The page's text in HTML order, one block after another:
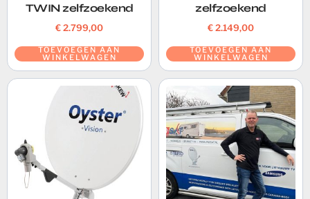
TWIN zelfzoekend
€2.799,00
TOEVOEGEN AAN
WINKELWAGEN
zelfzoekend
€2.149,00
TOEVOEGEN AAN
WINKELWAGEN